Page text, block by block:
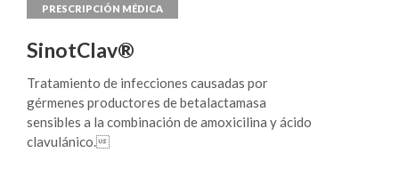
SinotClav®
Tratamiento de infecciones causadas por
gérmenes productores de betalactamasa
sensibles a la combinación de amoxicilina y ácido
clavulánico.